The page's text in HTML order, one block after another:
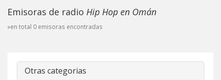
Emisoras de radio Hip Hop en Omán
»en total 0 emisoras encontradas
Otras categorias